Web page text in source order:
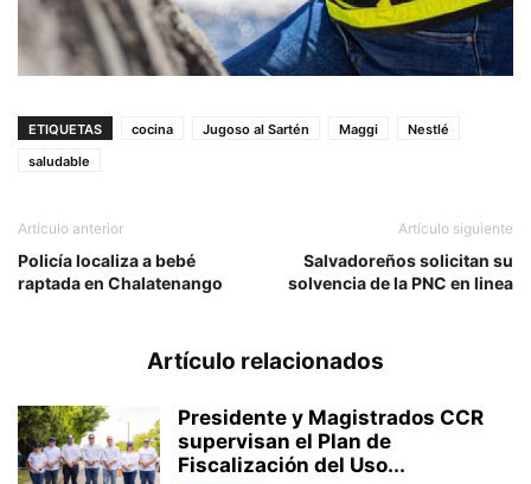
ETIQUETAS cocina Jugoso al Sartén Maggi
Nestlé
saludable
Artículo anterior
Policía localiza a bebé
raptada en Chalatenango
Artículo siguiente
Salvadoreños solicitan su
solvencia de la PNC en linea
Artículo relacionados
Presidente y Magistrados CCR
supervisan el Plan de
Fiscalización del Uso...